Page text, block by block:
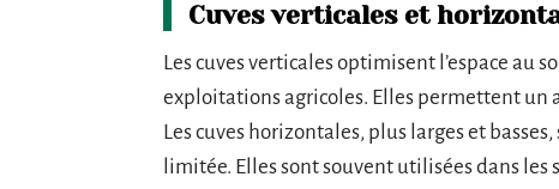
Cuves verticales et
Les cuves verticales optimisent l’espace au
exploitations agricoles. Elles permettent un
Les cuves horizontales, plus larges et
limitée. Elles sont souvent utilisées dans les